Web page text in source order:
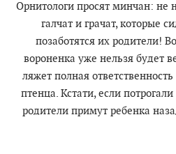
Орнитологи просят минчан: не
галчат и грачат, которые
позаботятся их родители!
вороненка уже нельзя будет
ляжет полная
птенца. Кстати, если
родители примут ребенка